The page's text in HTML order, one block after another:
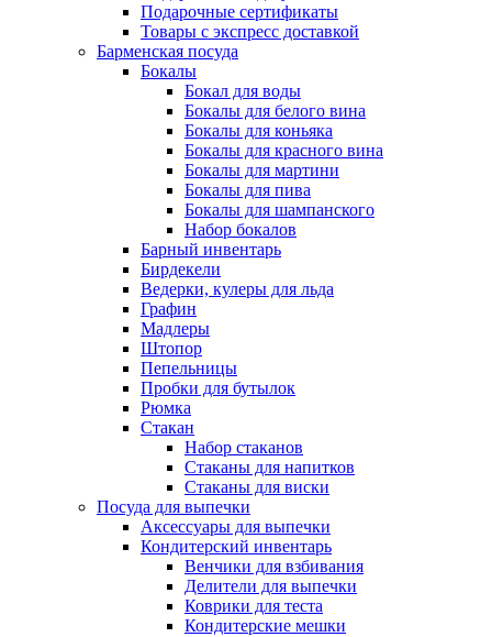
Подарочные сертификаты
Товары с экспресс доставкой
Барменская посуда
Бокалы
Бокал для воды
Бокалы для белого вина
Бокалы для коньяка
Бокалы для красного вина
Бокалы для мартини
Бокалы для пива
Бокалы для шампанского
Набор бокалов
Барный инвентарь
Бирдекели
Ведерки, кулеры для льда
Графин
Мадлеры
Штопор
Пепельницы
Пробки для бутылок
Рюмка
Стакан
Набор стаканов
Стаканы для напитков
Стаканы для виски
Посуда для выпечки
Аксессуары для выпечки
Кондитерский инвентарь
Венчики для взбивания
Делители для выпечки
Коврики для теста
Кондитерские мешки